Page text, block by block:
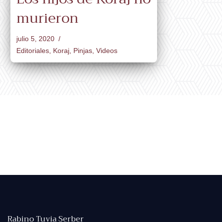
murieron
julio 5, 2020
Editoriales, Koraj, Pinjas, Videos
Rabino Tuvia Serber